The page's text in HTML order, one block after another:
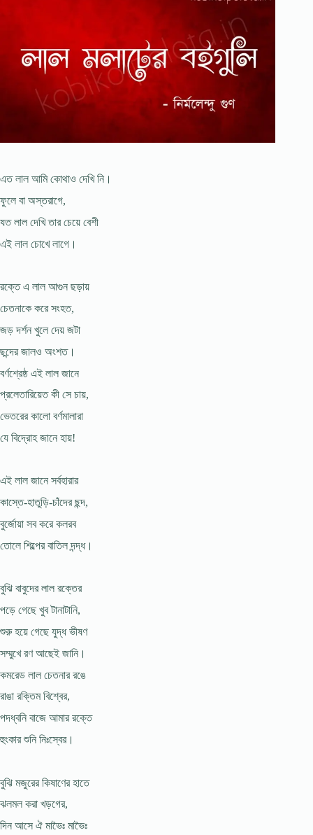
এত লাল আমি কোথাও দেখি নি।
ফুলে বা অস্তরাগে,
যত লাল দেখি তার চেয়ে বেশী
এই লাল চোখে লাগে।
রক্তে এ লাল আগুন ছড়ায়
চেতনাকে করে সংহত,
জড় দর্শন খুলে দেয় জটা
ছন্দের জালও অংশত।
বর্ণশ্রেষ্ঠ এই লাল জানে
প্রলেতারিয়েত কী সে চায়,
ভেতরের কালাে বর্ণমালারা
যে বিদ্রোহ জানে হায়!
এই লাল জানে সর্বহারার
কাস্তে-হাতুড়ি-চাঁদের ছন্দ,
বুর্জোয়া সব করে কলরব
তােলে শিল্পের বাতিল দন্দ্ধ।
বুঝি বাবুদের লাল রক্তের
পড়ে গেছে খুব টানাটানি,
শুরু হয়ে গেছে যুদ্ধ ভীষণ
সম্মুখে রণ আছেই জানি।
কমরেড লাল চেতনার রঙে
রাঙা রক্তিম বিশ্বের,
পদধ্বনি বাজে আমার রক্তে
হুংকার শুনি নিঃস্বের।
বুঝি মজুরের কিষাণের হাতে
ঝলমল করা খড়গের,
দিন আসে ঐ মাভৈঃ মাভৈঃ